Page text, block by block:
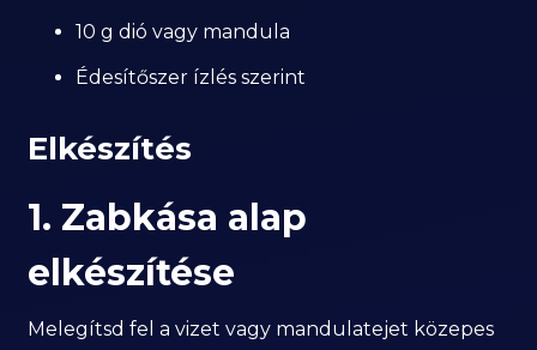
10 g dió vagy mandula
Édesítőszer ízlés szerint
Elkészítés
1. Zabkása alap
elkészítése
Melegítsd fel a vizet vagy mandulatejet közepes